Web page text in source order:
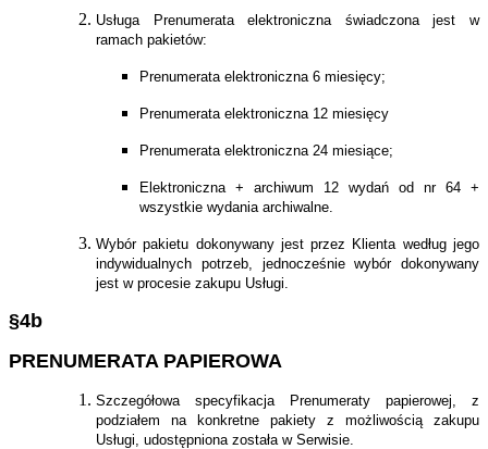
Usługa Prenumerata elektroniczna świadczona jest w
ramach pakietów:
Prenumerata elektroniczna 6 miesięcy;
Prenumerata elektroniczna 12 miesięcy
Prenumerata elektroniczna 24 miesiące;
Elektroniczna + archiwum 12 wydań od nr 64 +
wszystkie wydania archiwalne.
Wybór pakietu dokonywany jest przez Klienta według jego
indywidualnych potrzeb, jednocześnie wybór dokonywany
jest w procesie zakupu Usługi.
§4b
PRENUMERATA PAPIEROWA
Szczegółowa specyfikacja Prenumeraty papierowej, z
podziałem na konkretne pakiety z możliwością zakupu
Usługi, udostępniona została w Serwisie.